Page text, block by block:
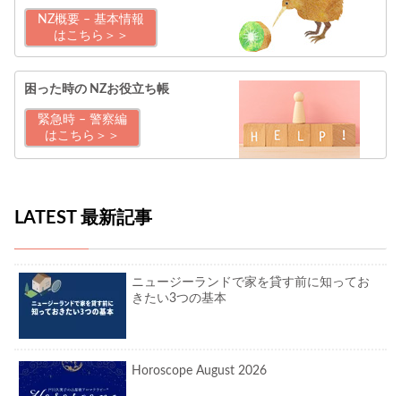
NZ概要 – 基本情報
はこちら＞＞
困った時の NZお役立ち帳
緊急時 – 警察編
はこちら＞＞
LATEST 最新記事
ニュージーランドで家を貸す前に知ってお
きたい3つの基本
Horoscope August 2026